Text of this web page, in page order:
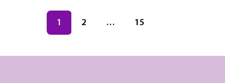
Navigation des articles
Page
1 Page
2 … Page
15